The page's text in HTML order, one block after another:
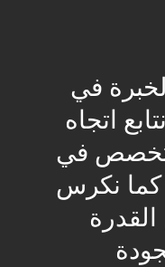
الخبرة في
اتجاه
في
كما نكرس